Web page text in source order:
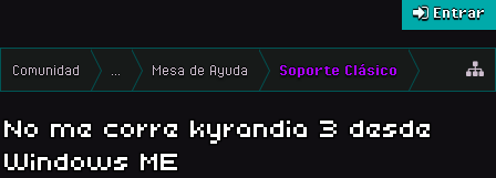
Entrar
Comunidad Mesa de Ayuda Soporte Clásico
No me corre kyrandia 3 desde
Windows ME